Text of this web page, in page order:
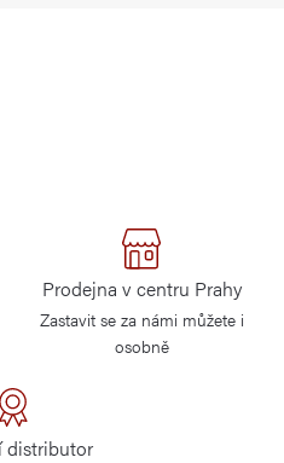
Prodejna v centru Prahy
Zastavit se za námi můžete i
osobně
distributor